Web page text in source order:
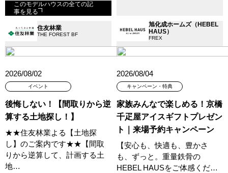
このモデルハウスの全ての記
事を見る
住友林業
THE FOREST BF
2026/08/02
イベント
後悔しない！【間取りから逆
算する土地探し！】
★★住友林業よる【土地探
し】のご案内です★★【間取
りから逆算して、計画する土
地…
旭化成ホームズ（HEBEL
HAUS）
FREX
2026/08/04
キャンペーン・特典
家族みんなで楽しめる！京橋
千疋屋アイスギフトプレゼン
ト｜来場予約キャンペーン
【安心も、快適も、豊かさ
も、ずっと。重量鉄骨の
HEBEL HAUSをご体感くだ…